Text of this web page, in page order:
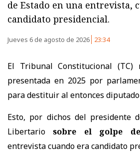
de Estado en una entrevista,
candidato presidencial.
Jueves 6 de agosto de 2026 23:34
El Tribunal Constitucional (TC)
presentada en 2025 por
para destituir al entonces diputado
Esto, por dichos del presidente
Libertario sobre el golpe
entrevista cuando era candidato